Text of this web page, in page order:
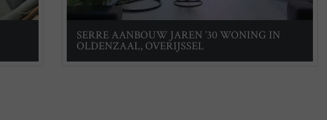
SERRE AANBOUW JAREN ’30 WONING IN
OLDENZAAL, OVERIJSSEL